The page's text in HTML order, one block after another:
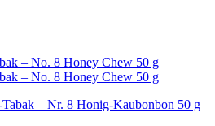
Tabak – Nr. 8 Honig-Kaubonbon 50 g